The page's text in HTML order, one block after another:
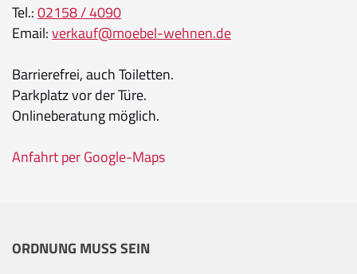
Tel.:02158 / 4090
Email:verkauf@moebel-wehnen.de
Barrierefrei, auch Toiletten.
Parkplatz vor der Türe.
Onlineberatung möglich.
Anfahrt per Google-Maps
ORDNUNG MUSS SEIN